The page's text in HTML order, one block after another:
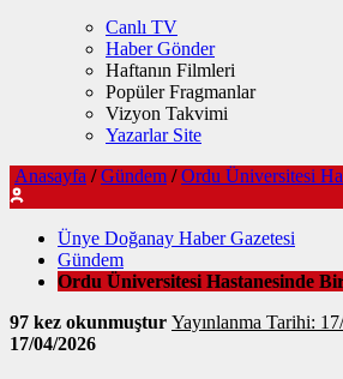
Canlı TV
Haber Gönder
Haftanın Filmleri
Popüler Fragmanlar
Vizyon Takvimi
Yazarlar Site
Anasayfa / Gündem / Ordu Üniversitesi
Ünye Doğanay Haber Gazetesi
Gündem
Ordu Üniversitesi Hastanesinde
97 kez okunmuştur
Yayınlanma
17/04/2026